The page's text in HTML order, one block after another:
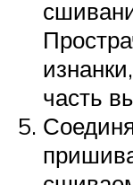
часть